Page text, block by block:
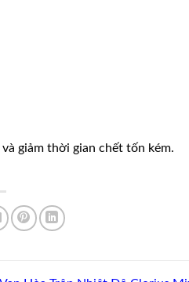
giảm thời gian chết tốn kém.